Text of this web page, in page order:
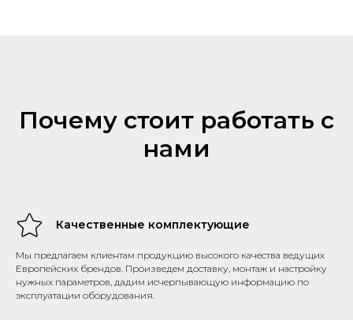
Почему стоит работать с
нами
Качественные комплектующие
Мы предлагаем клиентам продукцию высокого качества ведущих
Европейских брендов. Произведем доставку, монтаж и настройку
нужных параметров, дадим исчерпывающую информацию по
эксплуатации оборудования.